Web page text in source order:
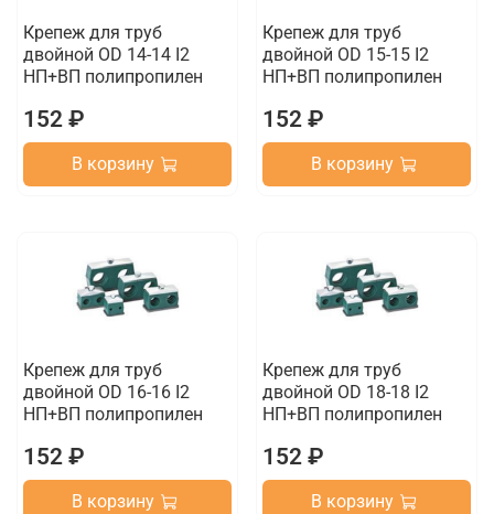
Крепеж для труб
двойной OD 14-14 I2
НП+ВП полипропилен
152 ₽
В корзину
Крепеж для труб
двойной OD 15-15 I2
НП+ВП полипропилен
152 ₽
В корзину
Крепеж для труб
двойной OD 16-16 I2
НП+ВП полипропилен
152 ₽
В корзину
Крепеж для труб
двойной OD 18-18 I2
НП+ВП полипропилен
152 ₽
В корзину